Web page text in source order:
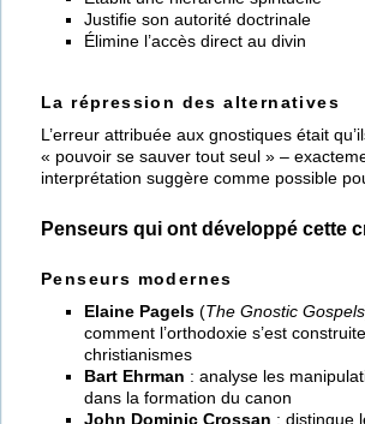
Justifie son autorité doctrinale
Élimine l’accès direct au divin
La répression des alternatives
L’erreur attribuée aux gnostiques était
« pouvoir se sauver tout seul » –
interprétation suggère comme possible
Penseurs qui ont développé cette
Penseurs modernes
Elaine Pagels(The Gnostic Gospels
comment l’orthodoxie s’est
christianismes
Bart Ehrman : analyse les
dans la formation du canon
John Dominic Crossan : distingue